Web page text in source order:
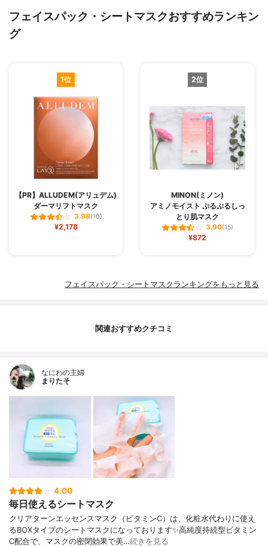
フェイスパック・シートマスクおすすめランキン
グ
1位
【PR】ALLUDEM(アリュデム)
ダーマリフトマスク
3.98(10)
¥2,178
2位
MINON(ミノン)
アミノモイスト ぷるぷるしっ
とり肌マスク
3.90(15)
¥872
フェイスパック・シートマスクランキングをもっと見る
関連おすすめクチコミ
なにわの主婦
まりたそ
4.00
毎日使えるシートマスク
クリアターンエッセンスマスク（ビタミンC）は、化粧水代わりに使え
るBOXタイプのシートマスクになっております✨高純度持続型ビタミン
C配合で、マスクの密閉効果で美…続きを見る